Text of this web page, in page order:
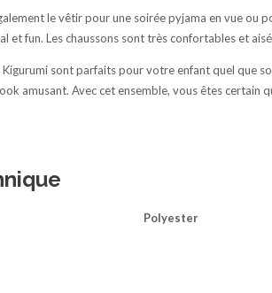
le vêtir pour une soirée pyjama en vue ou
et fun. Les chaussons sont très confortables et
Kigurumi sont parfaits pour votre enfant quel que
amusant. Avec cet ensemble, vous êtes certain
Polyester